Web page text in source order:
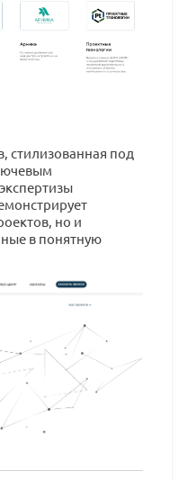
стилизованная под
но и
в понятную